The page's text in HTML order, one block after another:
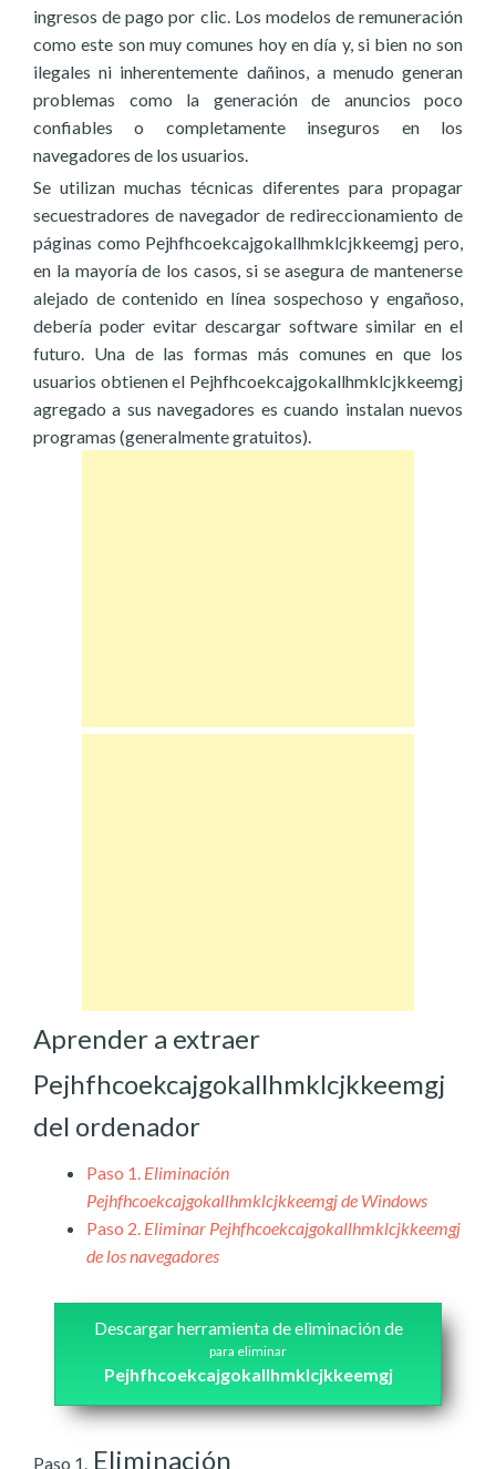
ingresos de pago por clic. Los modelos de remuneración
como este son muy comunes hoy en día y, si bien no son
ilegales ni inherentemente dañinos, a menudo generan
problemas como la generación de anuncios poco
confiables o completamente inseguros en los
navegadores de los usuarios.
Se utilizan muchas técnicas diferentes para propagar
secuestradores de navegador de redireccionamiento de
páginas como Pejhfhcoekcajgokallhmklcjkkeemgj pero,
en la mayoría de los casos, si se asegura de mantenerse
alejado de contenido en línea sospechoso y engañoso,
debería poder evitar descargar software similar en el
futuro. Una de las formas más comunes en que los
usuarios obtienen el Pejhfhcoekcajgokallhmklcjkkeemgj
agregado a sus navegadores es cuando instalan nuevos
programas (generalmente gratuitos).
Aprender a extraer
Pejhfhcoekcajgokallhmklcjkkeemgj
del ordenador
Paso 1. Eliminación
Pejhfhcoekcajgokallhmklcjkkeemgj de Windows
Paso 2. Eliminar Pejhfhcoekcajgokallhmklcjkkeemgj
de los navegadores
Descargar herramienta de eliminación de
para eliminar
Pejhfhcoekcajgokallhmklcjkkeemgj
Paso 1. Eliminación